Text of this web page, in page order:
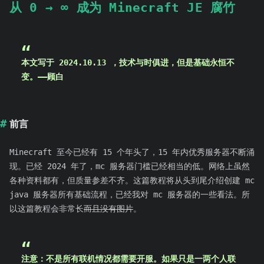
从 0 → ∞ 成为 Minecraft JE 腐竹
本文写于 2024.10.13 ，技术与时俱进，但是基础永恒不
变。——顾白
前言
Minecraft 至今已经有 15 个年头了，15 年内优秀服务器不断涌
现。已经 2024 年了，mc 服务器门槛已经相当的低。网络上虽然
各种资料都有，但质量参差不齐。这篇教程将从头到尾介绍创建 mc
java 服务器所有基础流程，已经我对 mc 服务器的一些看法。所
以这篇教程会非常长而且没有图片。
注意：不是所有联机情况都需要开服。如果只是一两个人联